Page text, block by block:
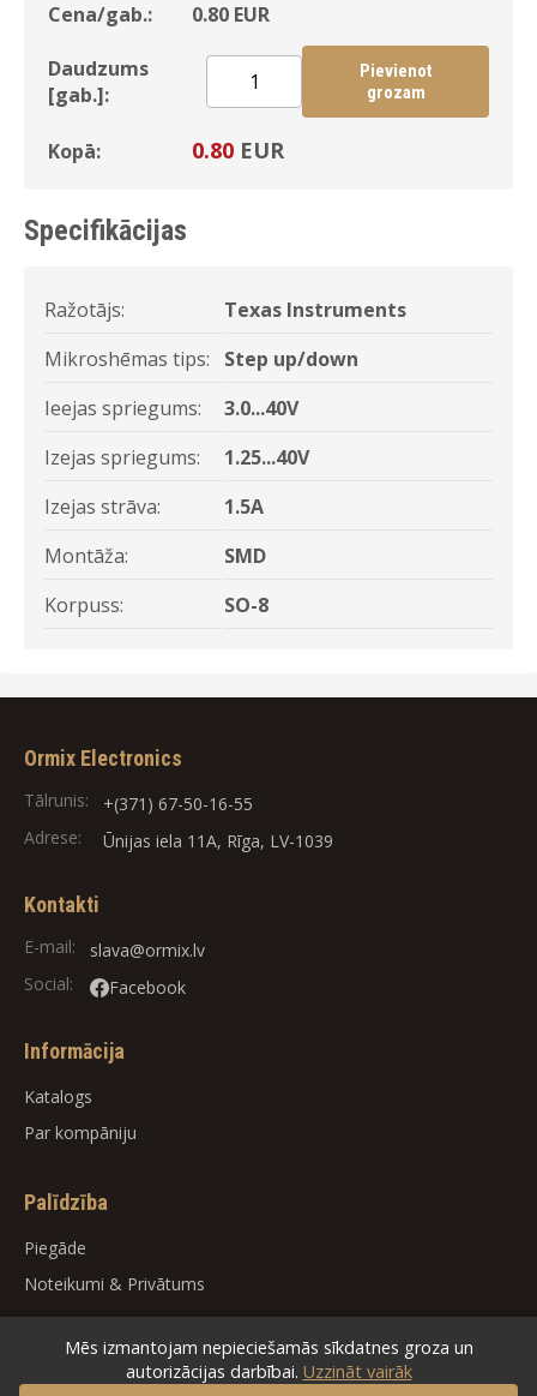
Cena/gab.: 0.80 EUR
Daudzums
[gab.]:
Pievienot
grozam
Kopā: 0.80 EUR
Specifikācijas
Ražotājs:
Texas Instruments
Mikroshēmas tips:
Step up/down
Ieejas spriegums:
3.0...40V
Izejas spriegums:
1.25...40V
Izejas strāva:
1.5A
Montāža:
SMD
Korpuss:
SO-8
Ormix Electronics
Tālrunis:
+(371) 67-50-16-55
Adrese:
Ūnijas iela 11A, Rīga, LV-1039
Kontakti
E-mail:
slava@ormix.lv
Social:
Facebook
Informācija
Katalogs
Par kompāniju
Palīdzība
Piegāde
Noteikumi & Privātums
Mēs izmantojam nepieciešamās sīkdatnes groza un
autorizācijas darbībai. Uzzināt vairāk